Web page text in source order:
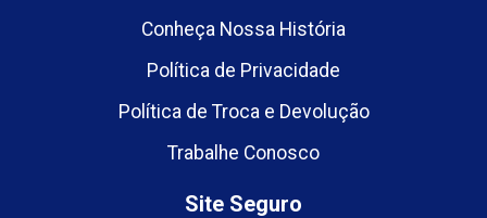
Conheça Nossa História
Política de Privacidade
Política de Troca e Devolução
Trabalhe Conosco
Site Seguro